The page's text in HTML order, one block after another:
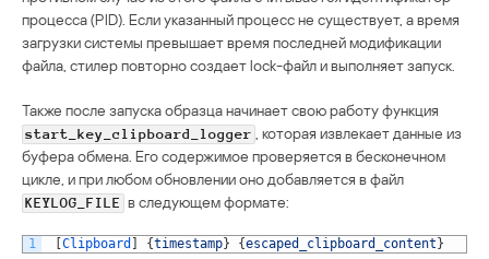
процесса (PID). Если указанный процесс не существует, а время
загрузки системы превышает время последней модификации
файла, стилер повторно создает lock-файл и выполняет запуск.
Также после запуска образца начинает свою работу функция
start_key_clipboard_logger
, которая извлекает данные из
буфера обмена. Его содержимое проверяется в бесконечном
цикле, и при любом обновлении оно добавляется в файл
KEYLOG_FILE в следующем формате:
1 [Clipboard ] {timestamp} {escaped_clipboard_content}